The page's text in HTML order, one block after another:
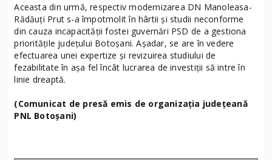
Aceasta din urmă, respectiv modernizarea DN Manoleasa-
Rădăuți Prut s-a împotmolit în hârtii și studii neconforme
din cauza incapacității fostei guvernări PSD de a gestiona
prioritățile județului Botoșani. Așadar, se are în vedere
efectuarea unei expertize și revizuirea studiului de
fezabilitate în așa fel încât lucrarea de investiții să intre în
linie dreaptă.
(Comunicat de presă emis de organizația județeană
PNL Botoșani)